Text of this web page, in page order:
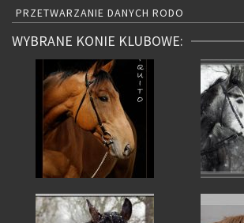
PRZETWARZANIE DANYCH RODO
WYBRANE KONIE KLUBOWE: